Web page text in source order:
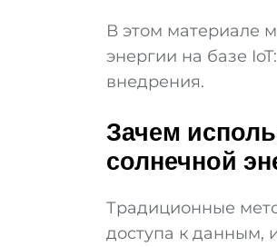
В этом материале
энергии на базе
внедрения.
Зачем
солнечной
Традиционные
доступа к данным,